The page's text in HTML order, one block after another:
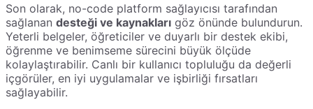
Son olarak, no-code platform sağlayıcısı tarafından
sağlanan desteği ve kaynakları göz önünde bulundurun.
Yeterli belgeler, öğreticiler ve duyarlı bir destek ekibi,
öğrenme ve benimseme sürecini büyük ölçüde
kolaylaştırabilir. Canlı bir kullanıcı topluluğu da değerli
içgörüler, en iyi uygulamalar ve işbirliği fırsatları
sağlayabilir.